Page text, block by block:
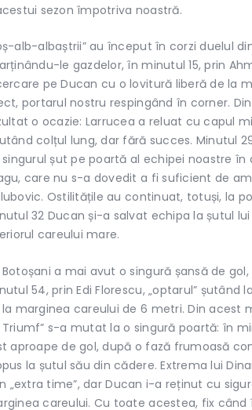
sezon împotriva noastră.
alb-albaștrii” au început în corzi duelul
le gazdelor, în minutul 15, prin
pe Ducan cu o lovitură liberă de la
portarul nostru respingând în corner.
o ocazie: Larrucea a reluat cu capul
colțul lung, dar fără succes. Minutul
șut pe poartă al echipei noastre în
care nu s-a dovedit a fi suficient de
Ostilitățile au continuat, totuși, la
32 Ducan și-a salvat echipa la șutul
careului mare.
Botoșani a mai avut o singură șansă de
54, prin Edi Florescu, „optarul” șutând
marginea careului de 6 metri. Din acest
s-a mutat la o singură poartă: în
aproape de gol, după o fază frumoasă
la șutul său din cădere. Extrema lui
„extra time”, dar Ducan i-a reținut cu
careului. Cu toate acestea, fix când